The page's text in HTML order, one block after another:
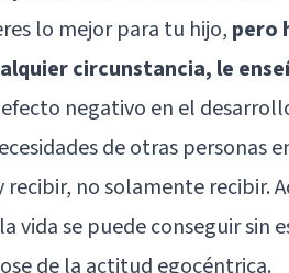
lo mejor para tu hijo, pero
circunstancia, le
negativo en el
de otras personas
recibir, no solamente recibir.
vida se puede conseguir sin
de la actitud egocéntrica.